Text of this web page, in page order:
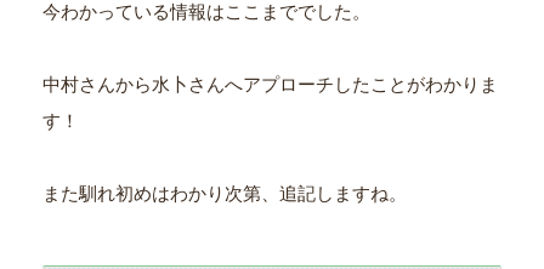
今わかっている情報はここまででした。
中村さんから水卜さんへアプローチしたことがわかりま
す！
また馴れ初めはわかり次第、追記しますね。